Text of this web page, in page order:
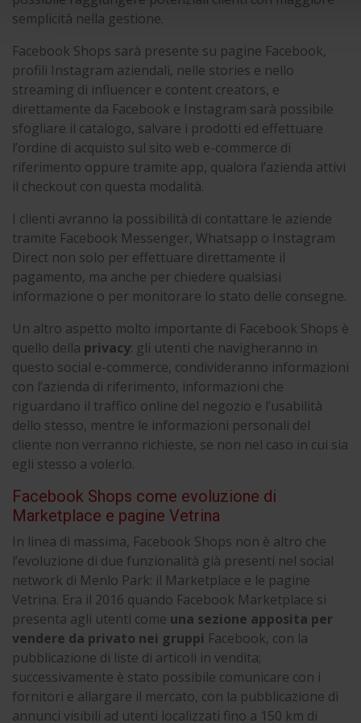
semplicità nella gestione.
Facebook Shops sarà presente su pagine Facebook,
profili Instagram aziendali, nelle stories e nello
streaming di influencer e content creators, e
direttamente da Facebook e Instagram sarà possibile
sfogliare il catalogo, salvare i prodotti ed effettuare
l’ordine di acquisto sul sito web e-commerce di
riferimento oppure tramite app, qualora l’azienda attivi
il checkout con questa modalità.
I clienti avranno la possibilità di contattare le aziende
tramite Facebook Messenger, Whatsapp o Instagram
Direct non solo per effettuare direttamente il
pagamento, ma anche per chiedere qualsiasi
informazione o per monitorare lo stato delle consegne.
Un altro aspetto molto importante di Facebook Shops è
quello della privacy: gli utenti che navigheranno in
questo social e-commerce, condivideranno informazioni
con l’azienda di riferimento, informazioni che
riguardano il traffico online del negozio e l’usabilità
dello stesso, mentre le informazioni personali del
cliente non verranno richieste, se non nel caso in cui sia
egli stesso a volerlo.
Facebook Shops come evoluzione di
Marketplace e pagine Vetrina
In linea di massima, Facebook Shops non è altro che
l’evoluzione di due funzionalità già presenti nel social
network di Menlo Park: il Marketplace e le pagine
Vetrina. Era il 2016 quando Facebook Marketplace si
presenta agli utenti come una sezione apposita per
vendere da privato nei gruppi Facebook, con la
pubblicazione di liste di articoli in vendita;
successivamente è stato possibile comunicare con i
fornitori e allargare il mercato, con la pubblicazione di
annunci visibili ad utenti localizzati fino a 150 km di